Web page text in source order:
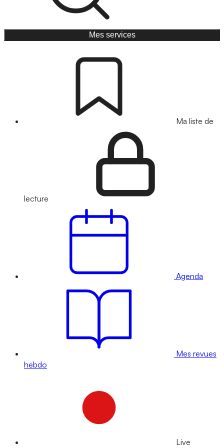
Mes services
Ma liste de
lecture
Agenda
Mes revues
hebdo
Live